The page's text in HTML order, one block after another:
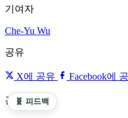
기여자
Che-Yu Wu
공유
X에 공유 Facebook에
관련 기사
🧬 피드백